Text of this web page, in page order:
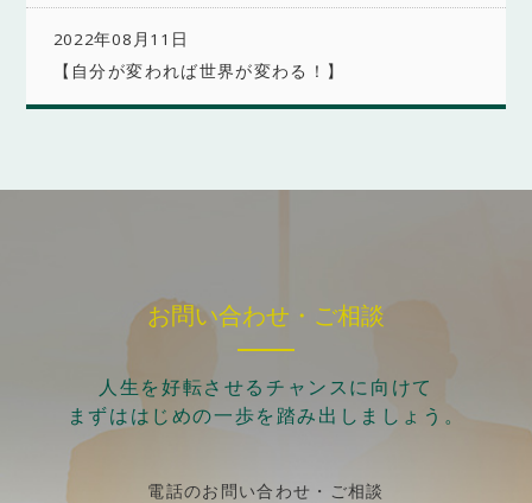
2022年08月11日
【自分が変われば世界が変わる！】
お問い合わせ・ご相談
人生を好転させるチャンスに向けて
まずははじめの一歩を踏み出しましょう。
電話のお問い合わせ・ご相談